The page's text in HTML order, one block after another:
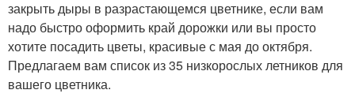
закрыть дыры в разрастающемся цветнике, если вам
надо быстро оформить край дорожки или вы просто
хотите посадить цветы, красивые с мая до октября.
Предлагаем вам список из 35 низкорослых летников для
вашего цветника.